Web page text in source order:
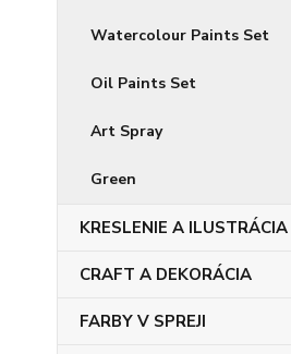
Watercolour Paints Set
Oil Paints Set
Art Spray
Green
KRESLENIE A ILUSTRÁCIA
CRAFT A DEKORÁCIA
FARBY V SPREJI